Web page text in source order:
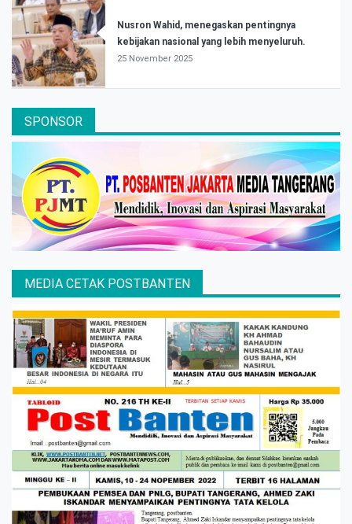
Nusron Wahid, menegaskan pentingnya
kebijakan nasional yang lebih menyeluruh.
25 November 2025
SPONSOR
MEDIA CETAK POSTBANTEN